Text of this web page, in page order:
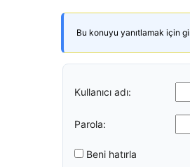
Bu konuyu yanıtlamak için
Kullanıcı adı:
Parola:
Beni hatırla